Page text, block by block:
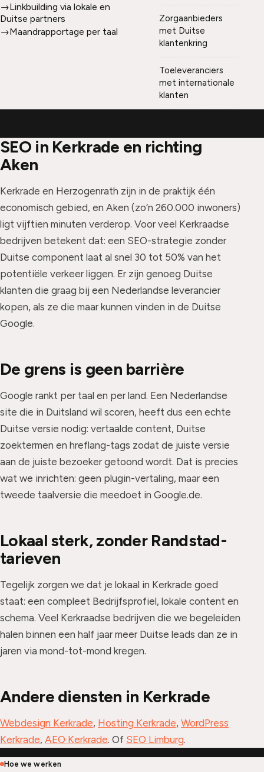
→Linkbuilding via lokale en
Duitse partners
→Maandrapportage per taal
Zorgaanbieders
met Duitse
klantenkring
Toeleveranciers
met internationale
klanten
SEO in Kerkrade en richting
Aken
Kerkrade en Herzogenrath zijn in de praktijk één
economisch gebied, en Aken (zo’n 260.000 inwoners)
ligt vijftien minuten verderop. Voor veel Kerkraadse
bedrijven betekent dat: een SEO-strategie zonder
Duitse component laat al snel 30 tot 50% van het
potentiële verkeer liggen. Er zijn genoeg Duitse
klanten die graag bij een Nederlandse leverancier
kopen, als ze die maar kunnen vinden in de Duitse
Google.
De grens is geen barrière
Google rankt per taal en per land. Een Nederlandse
site die in Duitsland wil scoren, heeft dus een echte
Duitse versie nodig: vertaalde content, Duitse
zoektermen en hreflang-tags zodat de juiste versie
aan de juiste bezoeker getoond wordt. Dat is precies
wat we inrichten: geen plugin-vertaling, maar een
tweede taalversie die meedoet in Google.de.
Lokaal sterk, zonder Randstad-
tarieven
Tegelijk zorgen we dat je lokaal in Kerkrade goed
staat: een compleet Bedrijfsprofiel, lokale content en
schema. Veel Kerkraadse bedrijven die we begeleiden
halen binnen een half jaar meer Duitse leads dan ze in
jaren via mond-tot-mond kregen.
Andere diensten in Kerkrade
Webdesign Kerkrade, Hosting Kerkrade, WordPress
Kerkrade, AEO Kerkrade. Of SEO Limburg.
Hoe we werken